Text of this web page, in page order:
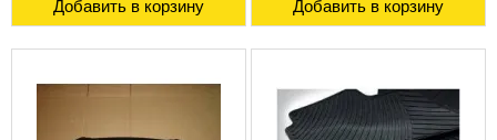
Добавить в корзину Добавить в корзину